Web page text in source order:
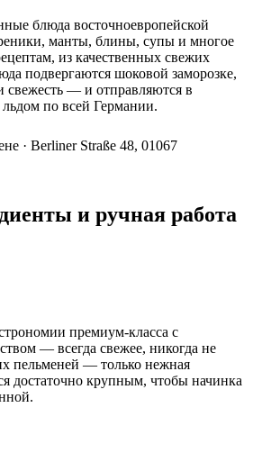
блюда восточноевропейской
манты, блины, супы и многое
из качественных свежих
подвергаются шоковой заморозке,
свежесть — и отправляются в
по всей Германии.
· Berliner Straße 48, 01067
и ручная работа
премиум-класса с
— всегда свежее, никогда не
пельменей — только нежная
достаточно крупным, чтобы начинка